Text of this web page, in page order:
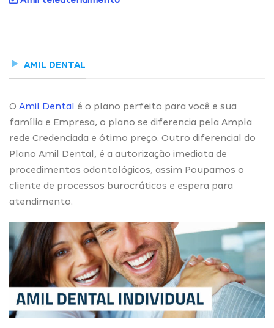
AMIL DENTAL
O Amil Dental é o plano perfeito para você e sua
família e Empresa, o plano se diferencia pela Ampla
rede Credenciada e ótimo preço. Outro diferencial do
Plano Amil Dental, é a autorização imediata de
procedimentos odontológicos, assim Poupamos o
cliente de processos burocráticos e espera para
atendimento.